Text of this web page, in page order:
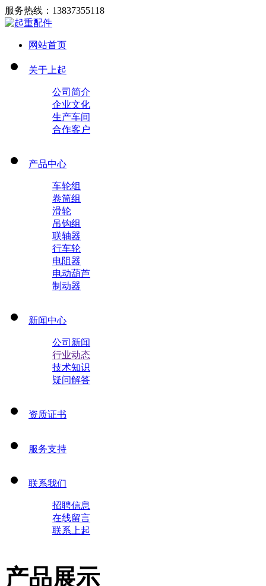
服务热线： 13837355118
网站首页
关于上起
公司简介
企业文化
生产车间
合作客户
产品中心
车轮组
卷筒组
滑轮
吊钩组
联轴器
行车轮
电阻器
电动葫芦
制动器
新闻中心
公司新闻
行业动态
技术知识
疑问解答
资质证书
服务支持
联系我们
招聘信息
在线留言
联系上起
产品展示